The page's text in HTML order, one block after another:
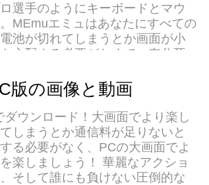
選手のようにキーボードとマウ
MEmuエミュはあなたにすべての
池が切れてしまうとか画面が小
心配する必要がなくて、存分死
ください。新しいMEmuエミュ7
プレイするのに最適！完璧なキ
テムにより、まるでパソコンゲ
チインスタンスで複数のゲーム
実行！唯一無二な仮想化エンジ
能性を最大限になる。遊べるだ
しめる！
版の画像と動画
ウンロード！大画面でより楽し
しまうとか通信料が足りないと
る必要がなく、PCの大画面でよ
楽しましょう！ 華麗なアクショ
そして誰にも負けない圧倒的な